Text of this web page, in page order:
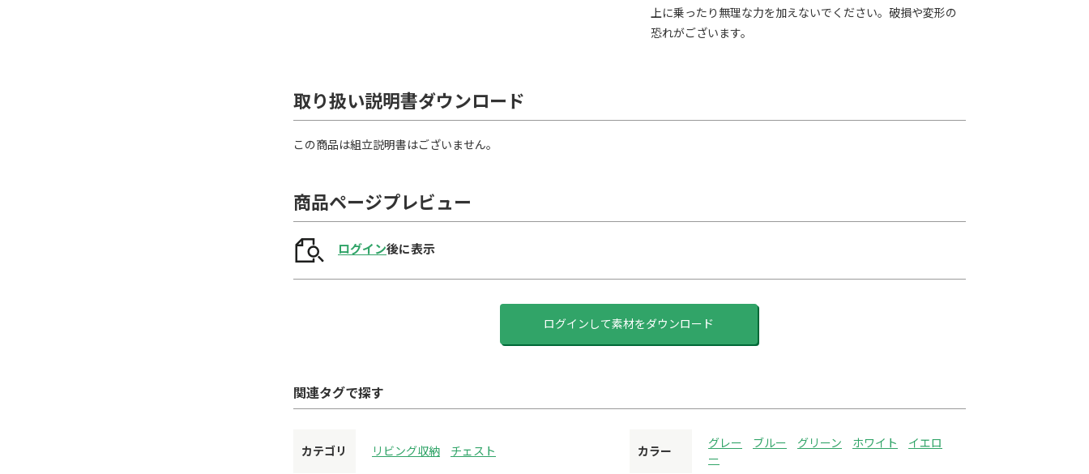
上に乗ったり無理な力を加えないでください。破損や変形の
恐れがございます。
取り扱い説明書ダウンロード
この商品は組立説明書はございません。
商品ページプレビュー
ログイン後に表示
ログインして素材をダウンロード
関連タグで探す
カテゴリ リビング収納 チェスト カラー
グレー ブルー グリーン ホワイト
イエロ
ー